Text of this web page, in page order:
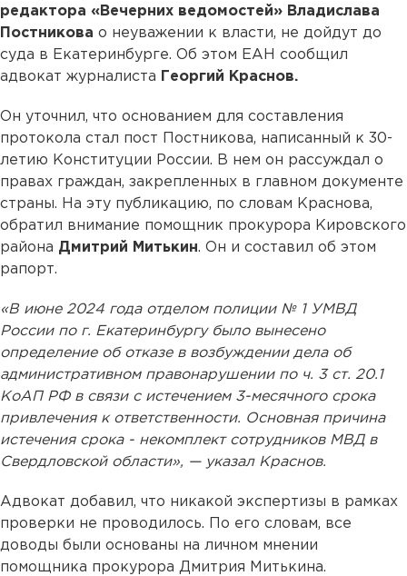
редактора «Вечерних ведомостей» Владислава
Постникова о неуважении к власти, не дойдут до
суда в Екатеринбурге. Об этом ЕАН сообщил
адвокат журналиста
Георгий Краснов.
Он уточнил, что основанием для составления
протокола стал пост Постникова, написанный к 30-
летию Конституции России. В нем он рассуждал о
правах граждан, закрепленных в главном документе
страны. На эту публикацию, по словам Краснова,
обратил внимание помощник прокурора Кировского
района Дмитрий Митькин. Он и составил об этом
рапорт.
«В июне 2024 года отделом полиции № 1 УМВД
России по г. Екатеринбургу было вынесено
определение об отказе в возбуждении дела об
административном правонарушении по ч. 3 ст. 20.1
КоАП РФ в связи с истечением 3-месячного срока
привлечения к ответственности. Основная причина
истечения срока - некомплект сотрудников МВД в
Свердловской области», — указал Краснов.
Адвокат добавил, что никакой экспертизы в рамках
проверки не проводилось. По его словам, все
доводы были основаны на личном мнении
помощника прокурора Дмитрия Митькина.